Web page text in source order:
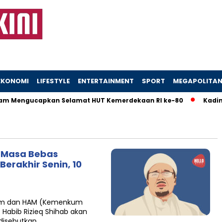
LIFESTYLE ENTERTAINMENT SPORT MEGAPOLITAN
Selamat HUT Kemerdekaan RI ke-80
Bebas
Senin, 10
dan HAM (Kemenkum
Rizieq Shihab akan